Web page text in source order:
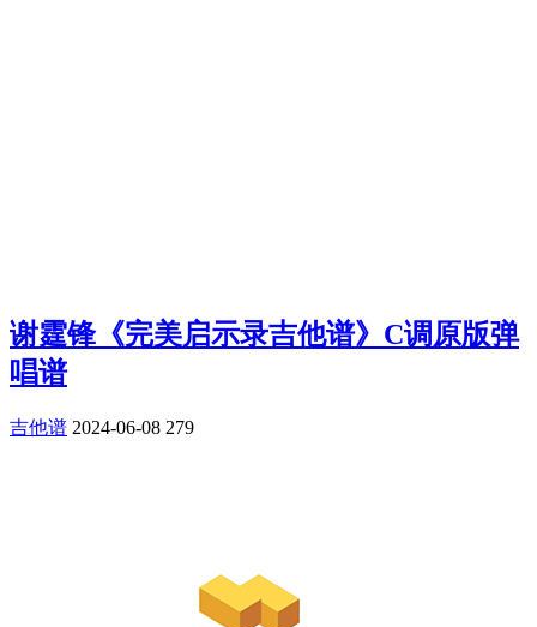
谢霆锋《完美启示录吉他谱》C调原版弹
唱谱
吉他谱 2024-06-08 279